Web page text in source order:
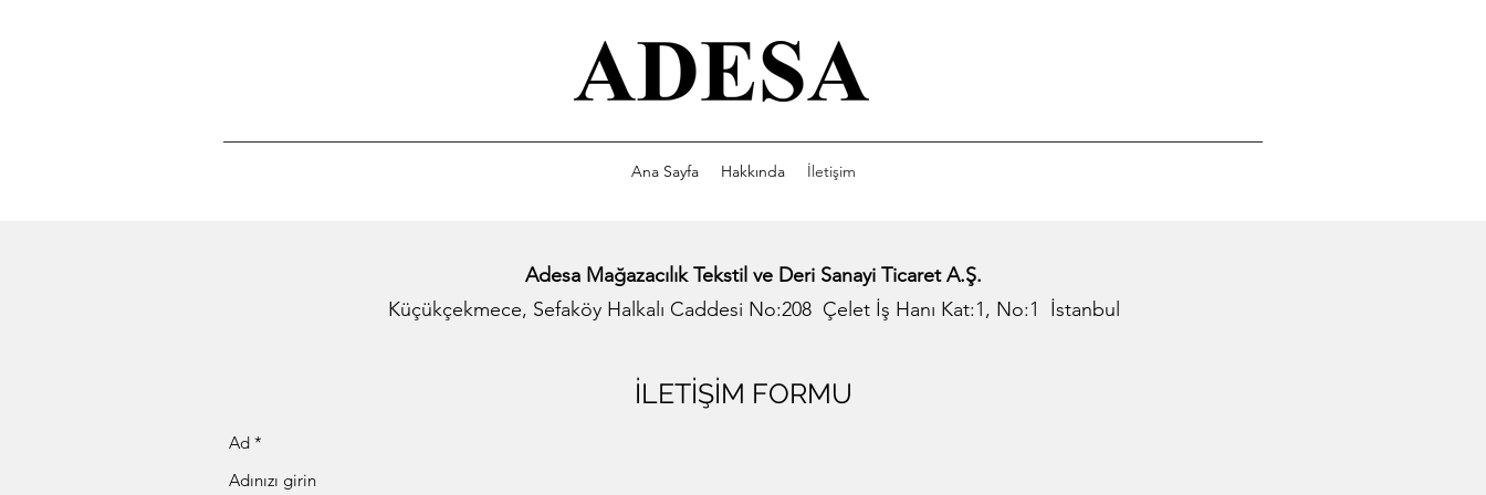
Ana Sayfa Hakkında İletişim
Adesa Mağazacılık Tekstil ve Deri Sanayi Ticaret A.Ş.
Küçükçekmece, Sefaköy Halkalı Caddesi No:208 Çelet İş Hanı Kat:1, No:1 İstanbul
İLETİŞİM FORMU
Ad